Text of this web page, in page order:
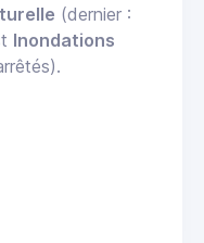
(dernier :
Inondations